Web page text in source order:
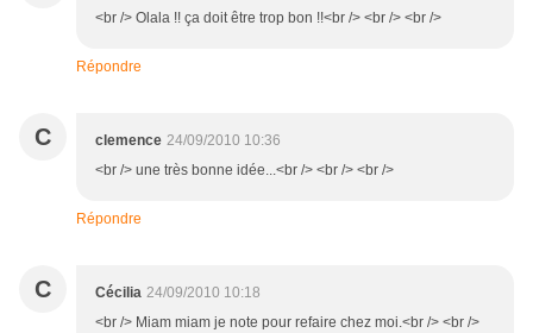
<br /> Olala !! ça doit être trop bon !!<br /> <br /> <br />
Répondre
C clemence 24/09/2010 10:36
<br /> une très bonne idée...<br /> <br /> <br />
Répondre
C Cécilia 24/09/2010 10:18
<br /> Miam miam je note pour refaire chez moi.<br /> <br />